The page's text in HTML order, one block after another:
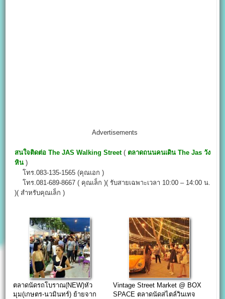
Advertisements
สนใจติดต่อ The JAS Walking Street( ตลาดถนนคนเดิน The Jas วัง
หิน )
โทร.083-135-1565 (คุณเอก )
โทร.081-689-8667 ( คุณเล็ก )( รับสายเฉพาะเวลา 10:00 – 14:00 น.
)( สำหรับคุณเล็ก )
ตลาดนัดรถโบราณ(NEW)หัว
มุม(เกษตร-นวมินทร์) ย้ายจาก
Vintage Street Market @ BOX
SPACE ตลาดนัดสไตล์วินเทจ